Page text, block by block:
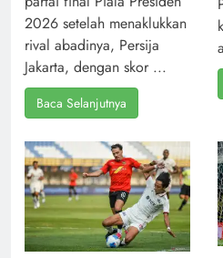
2026 setelah menaklukkan
rival abadinya, Persija
Jakarta, dengan skor ...
Baca Selanjutnya